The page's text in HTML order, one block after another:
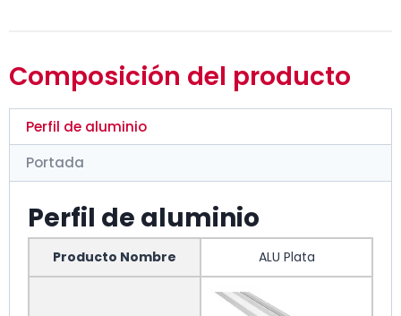
Composición del producto
Perfil de aluminio
Portada
Perfil de aluminio
Producto Nombre ALU Plata